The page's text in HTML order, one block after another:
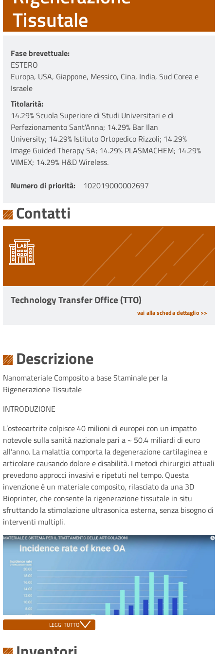
Tissutale
Fase brevettuale
ESTERO
Europa, USA, Giappone, Messico, Cina, India, Sud Corea e
Israele
Titolarità
14.29% Scuola Superiore di Studi Universitari e di
Perfezionamento Sant'Anna; 14.29% Bar Ilan
University; 14.29% Istituto Ortopedico Rizzoli; 14.29%
Image Guided Therapy SA; 14.29% PLASMACHEM; 14.29%
VIMEX; 14.29% H&D Wireless.
Numero di priorità
102019000002697
Contatti
Technology Transfer Office (TTO)
vai alla scheda dettaglio >>
Descrizione
Nanomateriale Composito a base Staminale per la
Rigenerazione Tissutale
INTRODUZIONE
L’osteoartrite colpisce 40 milioni di europei con un impatto
notevole sulla sanità nazionale pari a ~ 50.4 miliardi di euro
all’anno. La malattia comporta la degenerazione cartilaginea e
articolare causando dolore e disabilità. I metodi chirurgici attuali
prevedono approcci invasivi e ripetuti nel tempo. Questa
invenzione è un materiale composito, rilasciato da una 3D
Bioprinter, che consente la rigenerazione tissutale in situ
sfruttando la stimolazione ultrasonica esterna, senza bisogno di
interventi multipli.
CARATTERISTICHE TECNICHE
LEGGI TUTTO